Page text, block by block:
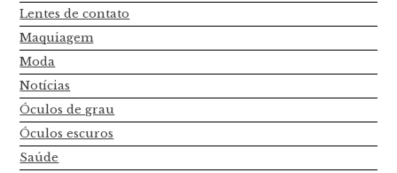
Lentes de contato
Maquiagem
Moda
Notícias
Óculos de grau
Óculos escuros
Saúde